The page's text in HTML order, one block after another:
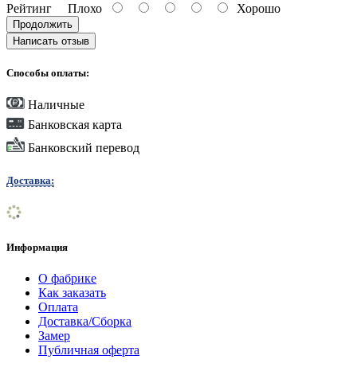
Рейтинг Плохо Хорошо
Продолжить
Написать отзыв
Способы оплаты:
Наличные
Банковская карта
Банковский перевод
Доставка:
Информация
О фабрике
Как заказать
Оплата
Доставка/Сборка
Замер
Публичная оферта